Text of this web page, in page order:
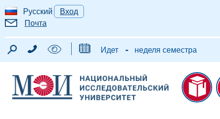
Русский
Вход
Почта
Идет - неделя семестра